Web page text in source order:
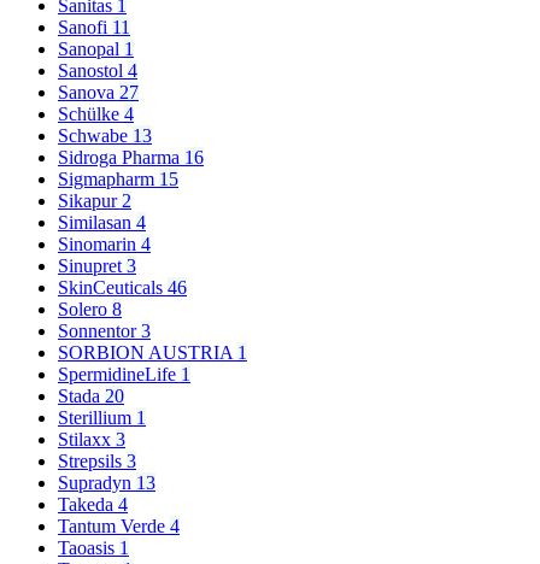
Sanitas 1
Sanofi 11
Sanopal 1
Sanostol 4
Sanova 27
Schülke 4
Schwabe 13
Sidroga Pharma 16
Sigmapharm 15
Sikapur 2
Similasan 4
Sinomarin 4
Sinupret 3
SkinCeuticals 46
Solero 8
Sonnentor3
SORBION AUSTRIA 1
SpermidineLife 1
Stada 20
Sterillium 1
Stilaxx 3
Strepsils 3
Supradyn 13
Takeda 4
Tantum Verde 4
Taoasis 1